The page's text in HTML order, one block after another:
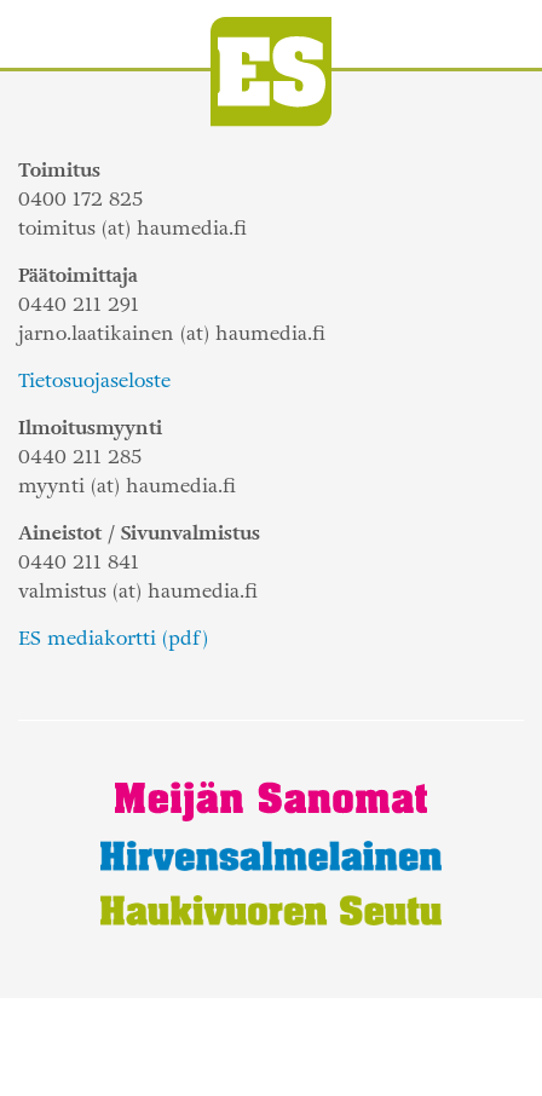
Toimitus
0400 172 825
toimitus (at) haumedia.fi
Päätoimittaja
0440 211 291
jarno.laatikainen (at) haumedia.fi
Tietosuojaseloste
Ilmoitusmyynti
0440 211 285
myynti (at) haumedia.fi
Aineistot / Sivunvalmistus
0440 211 841
valmistus (at) haumedia.fi
ES mediakortti (pdf)